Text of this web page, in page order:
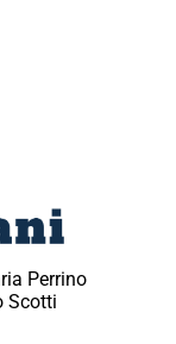
Perrino
Scotti